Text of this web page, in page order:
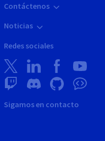
Contáctenos
Noticias
Redes sociales
Sigamos en contacto